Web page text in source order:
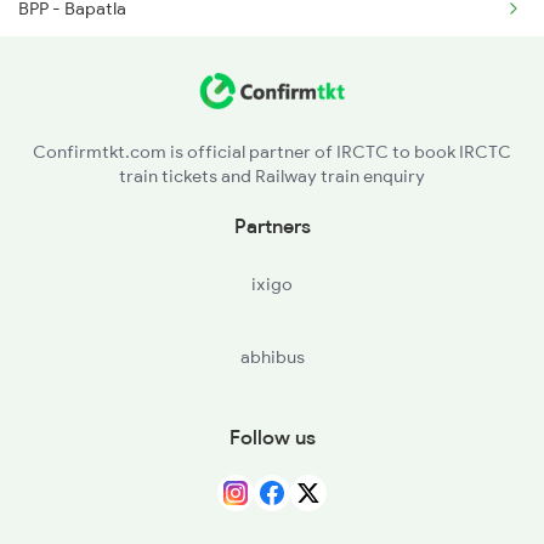
BPP - Bapatla
NGNT - New Guntur
Confirmtkt.com is official partner of IRCTC to book IRCTC
train tickets and Railway train enquiry
Partners
ixigo
abhibus
Follow us